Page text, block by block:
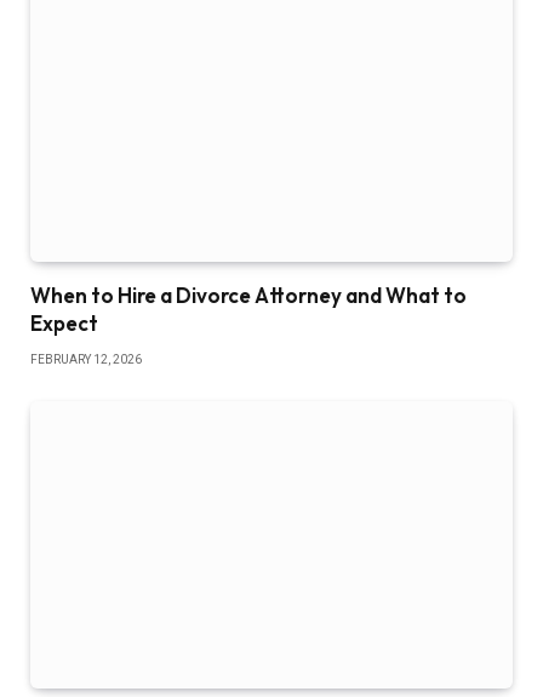
When to Hire a Divorce Attorney and What to
Expect
FEBRUARY 12, 2026